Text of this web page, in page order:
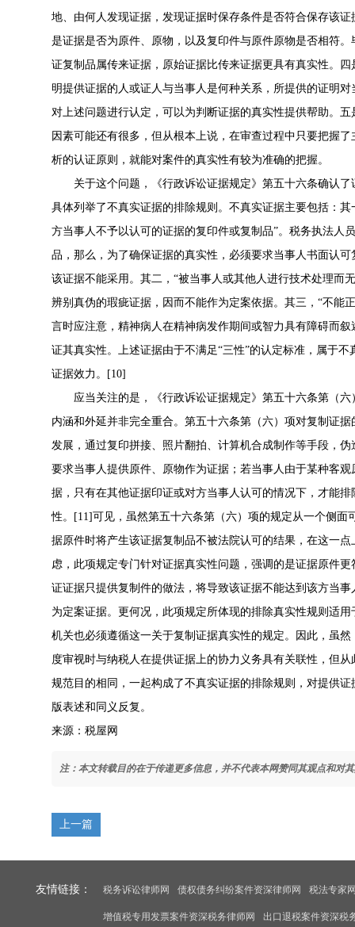
地、由何人发现证据，发现证据时保存条件是否符合保存该
是证据是否为原件、原物，以及复印件与原件原物是否相符
证复制品属传来证据，原始证据比传来证据更具有真实性。
明提供证据的人或证人与当事人是何种关系，所提供的证明
对上述问题进行认定，可以为判断证据的真实性提供帮助。
因素可能还有很多，但从根本上说，在审查过程中只要把握
析的认证原则，就能对案件的真实性有较为准确的把握。
关于这个问题，《行政诉讼证据规定》第五十六条确认
具体列举了不真实证据的排除规则。不真实证据主要包括：
方当事人不予以认可的证据的复印件或复制品”。税务执法人
品，那么，为了确保证据的真实性，必须要求当事人书面认
该证据不能采用。其二，“被当事人或其他人进行技术处理而
辨别真伪的瑕疵证据，因而不能作为定案依据。其三，“不能
言时应注意，精神病人在精神病发作期间或智力具有障碍而
证其真实性。上述证据由于不满足“三性”的认定标准，属于
证据效力。[10]
应当关注的是，《行政诉讼证据规定》第五十六条第（
内涵和外延并非完全重合。第五十六条第（六）项对复制证
发展，通过复印拼接、照片翻拍、计算机合成制作等手段，
要求当事人提供原件、原物作为证据；若当事人由于某种客
据，只有在其他证据印证或对方当事人认可的情况下，才能
性。[11]可见，虽然第五十六条第（六）项的规定从一个侧
据原件时将产生该证据复制品不被法院认可的结果，在这一
虑，此项规定专门针对证据真实性问题，强调的是证据原件
证证据只提供复制件的做法，将导致该证据不能达到该方当
为定案证据。更何况，此项规定所体现的排除真实性规则适
机关也必须遵循这一关于复制证据真实性的规定。因此，虽
度审视时与纳税人在提供证据上的协力义务具有关联性，但
规范目的相同，一起构成了不真实证据的排除规则，对提供
版表述和同义反复。
来源：税屋网
注：本文转载目的在于传递更多信息，并不代表本网赞同其观点和对
上一篇
友情链接： 税务诉讼律师网 债权债务纠纷案件资深律师网 税法专家
增值税专用发票案件资深税务律师网 出口退税案件资深税